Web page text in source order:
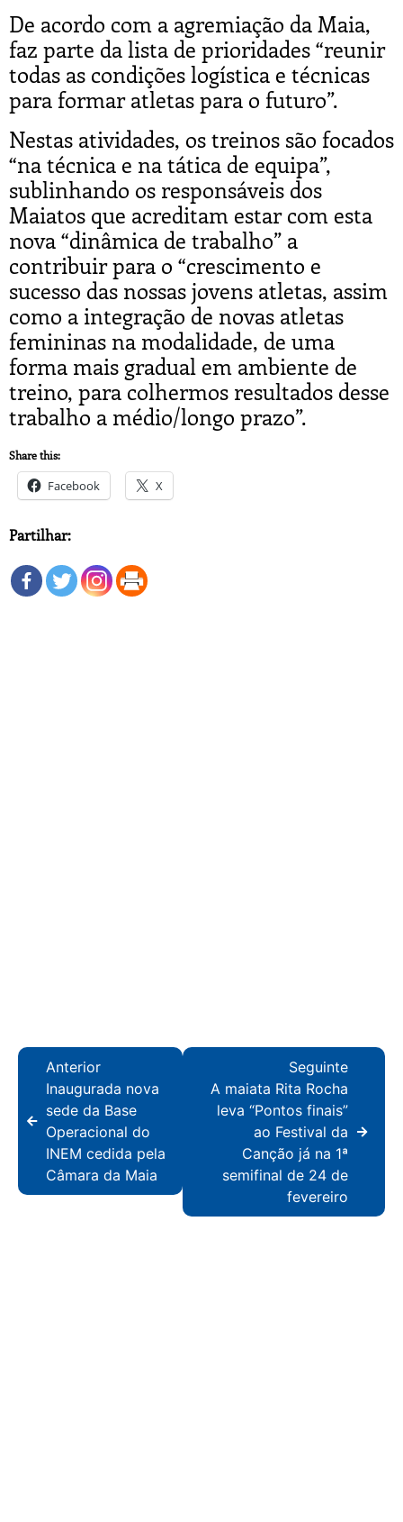
De acordo com a agremiação da Maia,
faz parte da lista de prioridades “reunir
todas as condições logística e técnicas
para formar atletas para o futuro”.
Nestas atividades, os treinos são focados
“na técnica e na tática de equipa”,
sublinhando os responsáveis dos
Maiatos que acreditam estar com esta
nova “dinâmica de trabalho” a
contribuir para o “crescimento e
sucesso das nossas jovens atletas, assim
como a integração de novas atletas
femininas na modalidade, de uma
forma mais gradual em ambiente de
treino, para colhermos resultados desse
trabalho a médio/longo prazo”.
Share this:
Facebook X
Partilhar:
Anterior
Inaugurada nova
sede da Base
Operacional do
INEM cedida pela
Câmara da Maia
Seguinte
A maiata Rita Rocha
leva “Pontos finais”
ao Festival da
Canção já na 1ª
semifinal de 24 de
fevereiro